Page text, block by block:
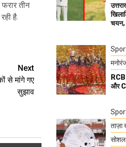
तीन
है.
Next
से मांगे गए
सुझाव
चयन,
और
ताज़ा
सोशल